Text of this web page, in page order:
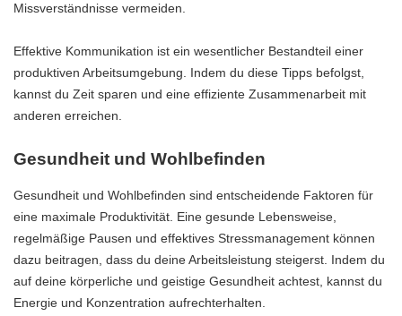
Missverständnisse vermeiden.
Effektive Kommunikation ist ein wesentlicher Bestandteil einer
produktiven Arbeitsumgebung. Indem du diese Tipps befolgst,
kannst du Zeit sparen und eine effiziente Zusammenarbeit mit
anderen erreichen.
Gesundheit und Wohlbefinden
Gesundheit und Wohlbefinden sind entscheidende Faktoren für
eine maximale Produktivität. Eine gesunde Lebensweise,
regelmäßige Pausen und effektives Stressmanagement können
dazu beitragen, dass du deine Arbeitsleistung steigerst. Indem du
auf deine körperliche und geistige Gesundheit achtest, kannst du
Energie und Konzentration aufrechterhalten.